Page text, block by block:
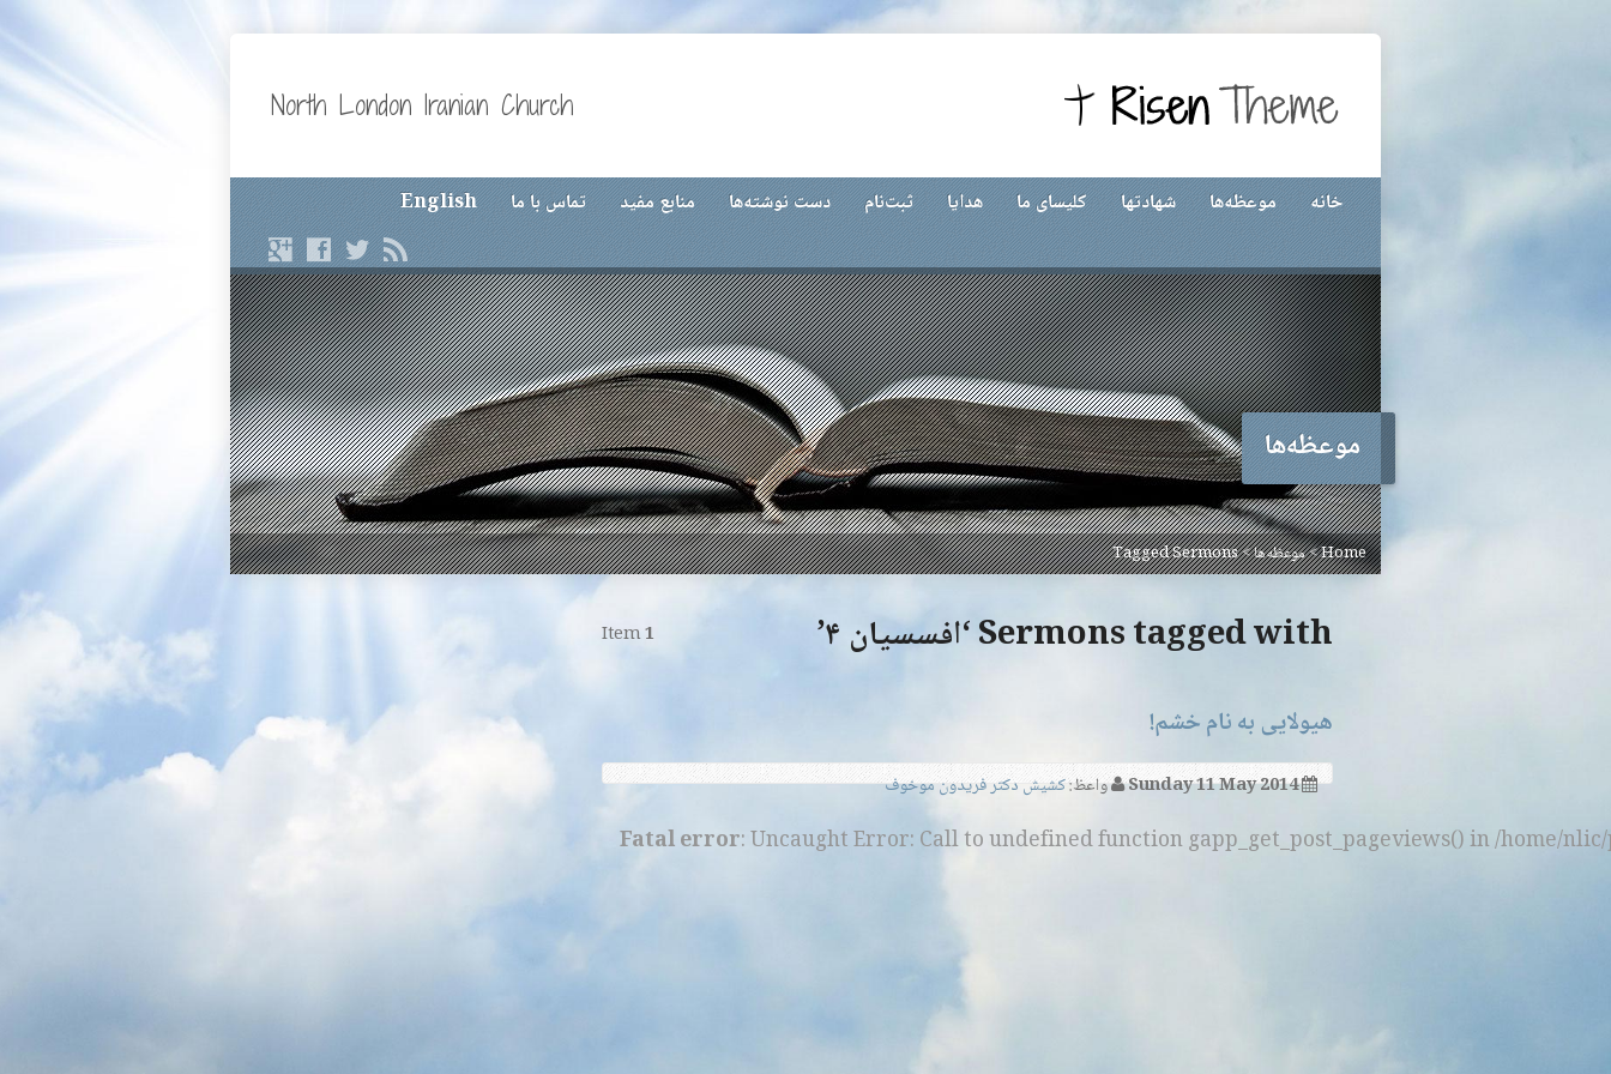
North London Iranian Church
خانه موعظه‌ها شهادتها کلیسای ما هدایا ثبت‌نام دست نوشته‌ها منابع مفید تماس با ما English
موعظه‌ها
Home
>موعظه‌ها>
Tagged Sermons
Sermons tagged with ‘افسسیان ۴’ 1
هیولایی به نام خشم!
Sunday 11 May 2014 واعظ:کشیش دکتر فریدون موخوف
Fatal error: Uncaught Error: Call to undefined function gapp_get_post_pageviews() in /